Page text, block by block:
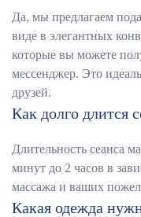
Да, мы предлагаем
виде в элегантных
которые вы можете
мессенджер. Это
друзей.
Как долго длится
Длительность сеанса
минут до 2 часов в
массажа и ваших
Какая одежда